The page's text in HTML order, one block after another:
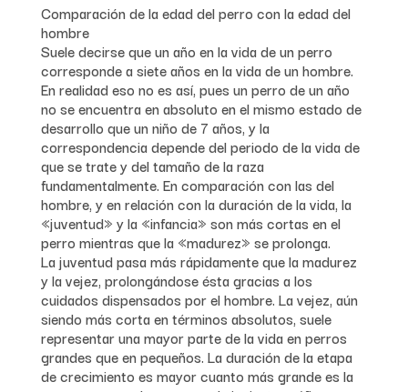
Comparación de la edad del perro con la edad del
hombre
Suele decirse que un año en la vida de un perro
corresponde a siete años en la vida de un hombre.
En realidad eso no es así, pues un perro de un año
no se encuentra en absoluto en el mismo estado de
desarrollo que un niño de 7 años, y la
correspondencia depende del periodo de la vida de
que se trate y del tamaño de la raza
fundamentalmente. En comparación con las del
hombre, y en relación con la duración de la vida, la
«juventud» y la «infancia» son más cortas en el
perro mientras que la «madurez» se prolonga.
La juventud pasa más rápidamente que la madurez
y la vejez, prolongándose ésta gracias a los
cuidados dispensados por el hombre. La vejez, aún
siendo más corta en términos absolutos, suele
representar una mayor parte de la vida en perros
grandes que en pequeños. La duración de la etapa
de crecimiento es mayor cuanto más grande es la